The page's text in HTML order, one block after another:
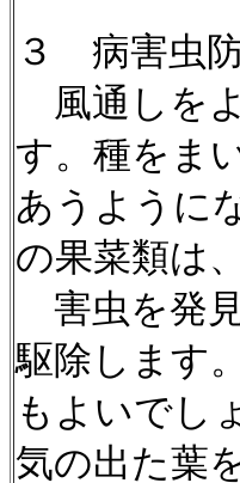
３ 病害虫
風通しを
す。種をま
あうように
の果菜類は
害虫を発
駆除します
もよいでし
気の出た葉